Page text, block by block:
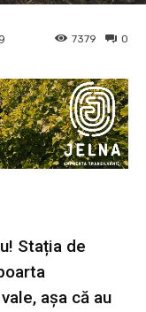
0
7379
Stația de
așa că au